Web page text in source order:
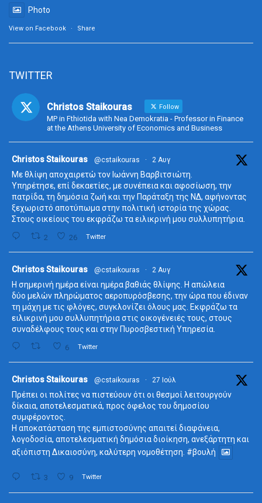
Photo
View on Facebook · Share
TWITTER
Christos Staikouras Follow
MP in Fthiotida with Nea Demokratia - Professor in Finance
at the Athens University of Economics and Business
Christos Staikouras @cstaikouras · 2 Αυγ
Με θλίψη αποχαιρετώ τον Ιωάννη Βαρβιτσιώτη.
Υπηρέτησε, επί δεκαετίες, με συνέπεια και αφοσίωση, την
πατρίδα, τη δημόσια ζωή και την Παράταξη της ΝΔ, αφήνοντας
ξεχωριστό αποτύπωμα στην πολιτική ιστορία της χώρας.
Στους οικείους του εκφράζω τα ειλικρινή μου συλλυπητήρια.
2 26 Twitter
Christos Staikouras @cstaikouras · 2 Αυγ
Η σημερινή ημέρα είναι ημέρα βαθιάς θλίψης. Η απώλεια
δύο μελών πληρώματος αεροπυρόσβεσης, την ώρα που έδιναν
τη μάχη με τις φλόγες, συγκλονίζει όλους μας. Εκφράζω τα
ειλικρινή μου συλλυπητήρια στις οικογένειές τους, στους
συναδέλφους τους και στην Πυροσβεστική Υπηρεσία.
6 Twitter
Christos Staikouras @cstaikouras · 27 Ιούλ
Πρέπει οι πολίτες να πιστεύουν ότι οι θεσμοί λειτουργούν
δίκαια, αποτελεσματικά, προς όφελος του δημοσίου
συμφέροντος.
Η αποκατάσταση της εμπιστοσύνης απαιτεί διαφάνεια,
λογοδοσία, αποτελεσματική δημόσια διοίκηση, ανεξάρτητη και
αξιόπιστη Δικαιοσύνη, καλύτερη νομοθέτηση. #βουλή
3 9 Twitter